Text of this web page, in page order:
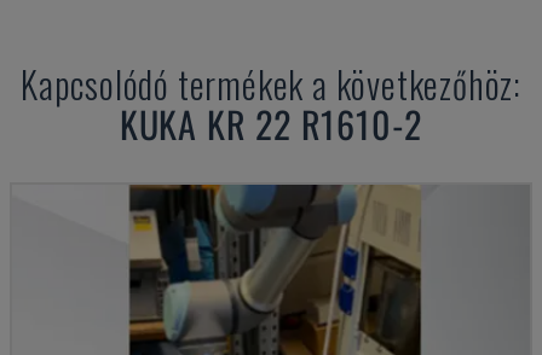
Kapcsolódó termékek a következőhöz:
KUKA KR 22 R1610-2